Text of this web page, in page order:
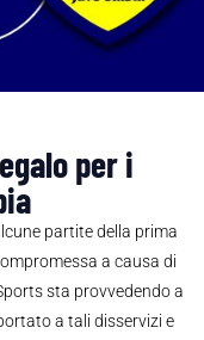
per i
partite della prima
a causa di
sta provvedendo a
a tali disservizi e